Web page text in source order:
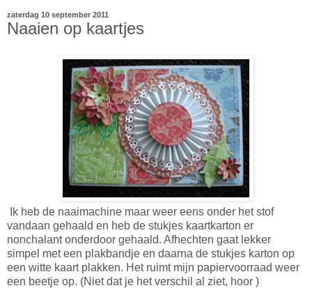
zaterdag 10 september 2011
Naaien op kaartjes
Ik heb de naaimachine maar weer eens onder het stof
vandaan gehaald en heb de stukjes kaartkarton er
nonchalant onderdoor gehaald. Afhechten gaat lekker
simpel met een plakbandje en daarna de stukjes karton op
een witte kaart plakken. Het ruimt mijn papiervoorraad weer
een beetje op. (Niet dat je het verschil al ziet, hoor )